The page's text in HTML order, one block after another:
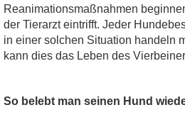
Reanimationsmaßnahmen
der Tierarzt eintrifft. Jeder
in einer solchen Situation handeln
kann dies das Leben des
So belebt man seinen Hund